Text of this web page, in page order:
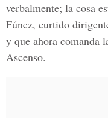
verbalmente; la cosa
Fúnez, curtido
y que ahora comanda
Ascenso.